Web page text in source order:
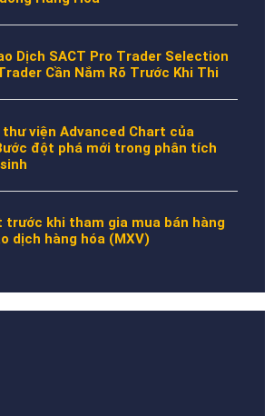
Dịch SACT Pro Trader Selection
Cần Nắm Rõ Trước Khi Thi
viện Advanced Chart của
đột phá mới trong phân tích
trước khi tham gia mua bán hàng
dịch hàng hóa (MXV)